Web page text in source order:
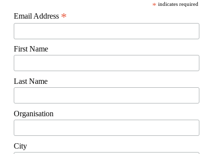
* indicates required
Email Address *
First Name
Last Name
Organisation
City